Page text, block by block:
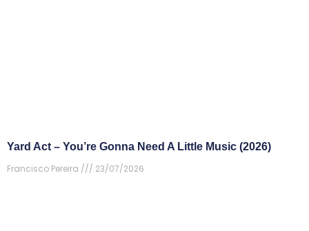
Yard Act – You’re Gonna Need A Little Music (2026)
Francisco Pereira
23/07/2026